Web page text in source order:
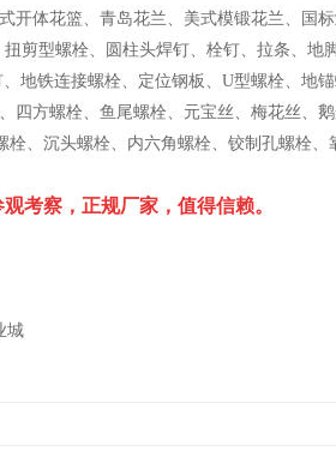
开体花篮、青岛花兰、美式模锻花兰、国
剪型螺栓、圆柱头焊钉、栓钉、拉条、地
地铁连接螺栓、定位钢板、U型螺栓、地
四方螺栓、鱼尾螺栓、元宝丝、梅花丝、
、沉头螺栓、内六角螺栓、铰制孔螺栓
考察，正规厂家，值得信赖。
城